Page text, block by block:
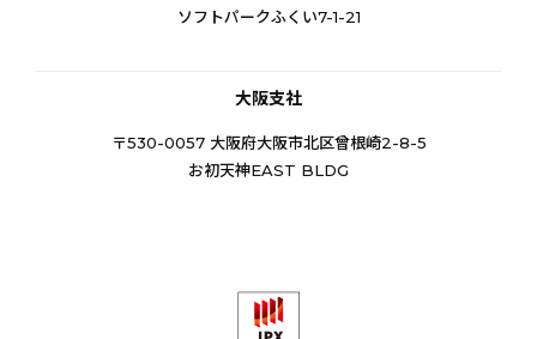
ソフトパークふくい7-1-21
大阪支社
〒530-0057 大阪府大阪市北区曾根崎2-8-5
お初天神EAST BLDG